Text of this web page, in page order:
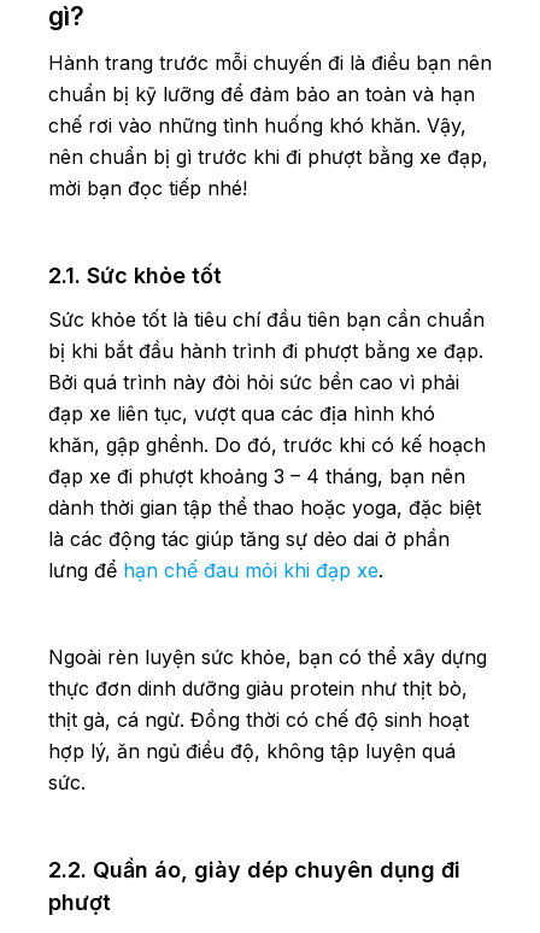
gì?
Hành trang trước mỗi chuyến đi là điều bạn nên
chuẩn bị kỹ lưỡng để đảm bảo an toàn và hạn
chế rơi vào những tình huống khó khăn. Vậy,
nên chuẩn bị gì trước khi đi phượt bằng xe đạp,
mời bạn đọc tiếp nhé!
2.1. Sức khỏe tốt
Sức khỏe tốt là tiêu chí đầu tiên bạn cần chuẩn
bị khi bắt đầu hành trình đi phượt bằng xe đạp.
Bởi quá trình này đòi hỏi sức bền cao vì phải
đạp xe liên tục, vượt qua các địa hình khó
khăn, gập ghềnh. Do đó, trước khi có kế hoạch
đạp xe đi phượt khoảng 3 – 4 tháng, bạn nên
dành thời gian tập thể thao hoặc yoga, đặc biệt
là các động tác giúp tăng sự dẻo dai ở phần
lưng để hạn chế đau mỏi khi đạp xe.
Ngoài rèn luyện sức khỏe, bạn có thể xây dựng
thực đơn dinh dưỡng giàu protein như thịt bò,
thịt gà, cá ngừ. Đồng thời có chế độ sinh hoạt
hợp lý, ăn ngủ điều độ, không tập luyện quá
sức.
2.2. Quần áo, giày dép chuyên dụng đi
phượt